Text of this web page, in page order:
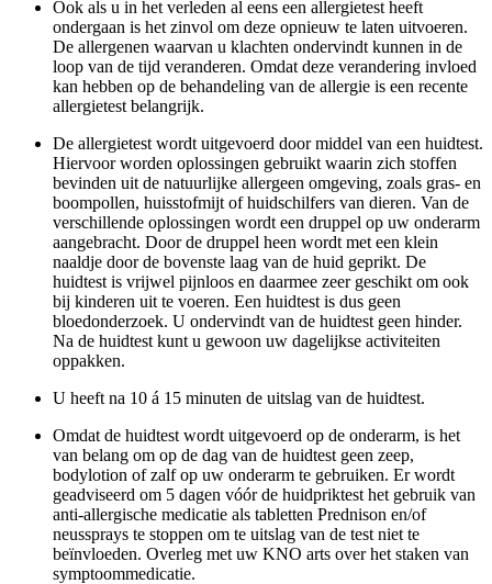
Ook als u in het verleden al eens een allergietest heeft
ondergaan is het zinvol om deze opnieuw te laten uitvoeren.
De allergenen waarvan u klachten ondervindt kunnen in de
loop van de tijd veranderen. Omdat deze verandering invloed
kan hebben op de behandeling van de allergie is een recente
allergietest belangrijk.
De allergietest wordt uitgevoerd door middel van een huidtest.
Hiervoor worden oplossingen gebruikt waarin zich stoffen
bevinden uit de natuurlijke allergeen omgeving, zoals gras- en
boompollen, huisstofmijt of huidschilfers van dieren. Van de
verschillende oplossingen wordt een druppel op uw onderarm
aangebracht. Door de druppel heen wordt met een klein
naaldje door de bovenste laag van de huid geprikt. De
huidtest is vrijwel pijnloos en daarmee zeer geschikt om ook
bij kinderen uit te voeren. Een huidtest is dus geen
bloedonderzoek. U ondervindt van de huidtest geen hinder.
Na de huidtest kunt u gewoon uw dagelijkse activiteiten
oppakken.
U heeft na 10 á 15 minuten de uitslag van de huidtest.
Omdat de huidtest wordt uitgevoerd op de onderarm, is het
van belang om op de dag van de huidtest geen zeep,
bodylotion of zalf op uw onderarm te gebruiken. Er wordt
geadviseerd om 5 dagen vóór de huidpriktest het gebruik van
anti-allergische medicatie als tabletten Prednison en/of
neussprays te stoppen om te uitslag van de test niet te
beïnvloeden. Overleg met uw KNO arts over het staken van
symptoommedicatie.